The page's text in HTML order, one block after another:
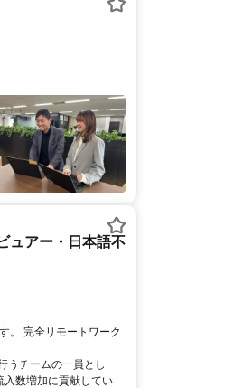
ュアー・日本語不
。 完全リモートワーク
うチームの一員とし
入数増加に貢献してい